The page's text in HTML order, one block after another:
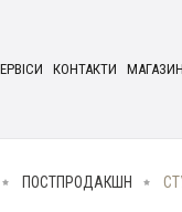
КОНТАКТИ МАГАЗИН
ПОСТПРОДАКШН